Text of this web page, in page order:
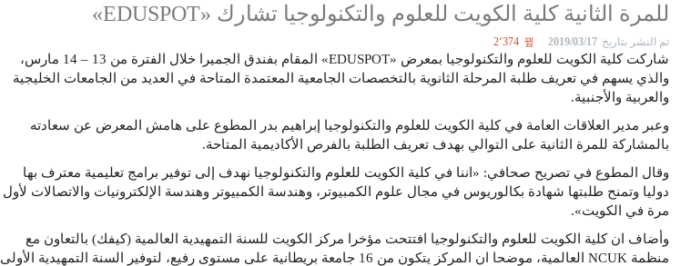
للمرة الثانية كلية الكويت للعلوم والتكنولوجيا تشارك «EDUSPOT»
تم النشر بتاريخ 2019/03/17
شاركت كلية الكويت للعلوم والتكنولوجيا بمعرض «EDUSPOT» المقام بفندق الجميرا خلال الفترة من 13 – 14 مارس،
والذي يسهم في تعريف طلبة المرحلة الثانوية بالتخصصات الجامعية المعتمدة المتاحة في العديد من الجامعات الخليجية
والعربية والأجنبية.
وعبر مدير العلاقات العامة في كلية الكويت للعلوم والتكنولوجيا إبراهيم بدر المطوع على هامش المعرض عن سعادته
بالمشاركة للمرة الثانية على التوالي بهدف تعريف الطلبة بالفرص الأكاديمية المتاحة.
وقال المطوع في تصريح صحافي: «اننا في كلية الكويت للعلوم والتكنولوجيا نهدف إلى توفير برامج تعليمية معترف بها
دوليا وتمنح طلبتها شهادة بكالوريوس في مجال علوم الكمبيوتر، وهندسة الكمبيوتر وهندسة الإلكترونيات والاتصالات لأول
مرة في الكويت».
وأضاف ان كلية الكويت للعلوم والتكنولوجيا افتتحت مؤخرا مركز الكويت للسنة التمهيدية العالمية (كيفك) بالتعاون مع
منظمة NCUK العالمية، موضحا ان المركز يتكون من 16 جامعة بريطانية على مستوى رفيع، لتوفير السنة التمهيدية الأولى